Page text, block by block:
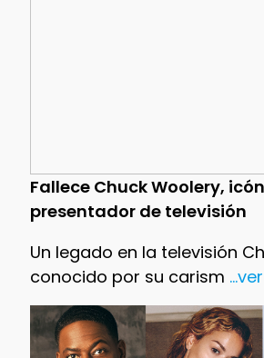
Fallece Chuck Woolery,
presentador de televisión
Un legado en la televisión
conocido por su carism